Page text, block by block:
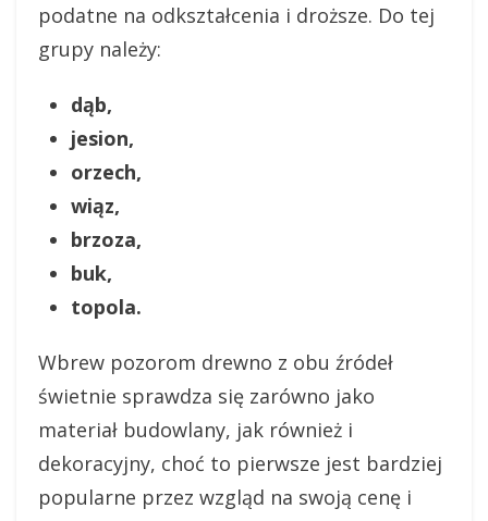
podatne na odkształcenia i droższe. Do tej
grupy należy:
dąb,
jesion,
orzech,
wiąz,
brzoza,
buk,
topola.
Wbrew pozorom drewno z obu źródeł
świetnie sprawdza się zarówno jako
materiał budowlany, jak również i
dekoracyjny, choć to pierwsze jest bardziej
popularne przez wzgląd na swoją cenę i